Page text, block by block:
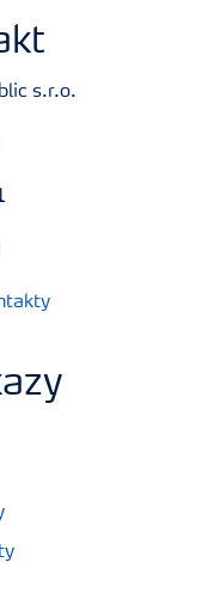
s.r.o.